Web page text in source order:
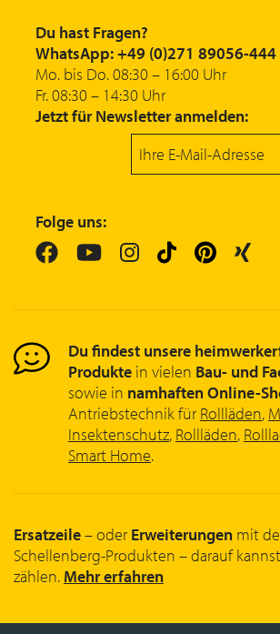
Du hast Fragen?
WhatsApp: +49 (0)271 89056-444
Mo. bis Do. 08:30 – 16:00 Uhr
Fr. 08:30 – 14:30 Uhr
Jetzt für Newsletter anmelden:
Folge uns:
Du findest unsere
Produkte in vielen Bau- und
sowie in namhaften Online-
Antriebstechnik für Rollläden,
Insektenschutz, Rollläden,
Smart Home.
Ersatzeile– oder Erweiterungen mit
Schellenberg-Produkten – darauf
zählen. Mehr erfahren